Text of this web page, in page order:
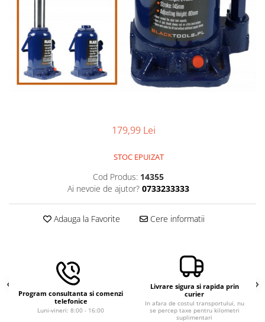
Betoniera
Cantar electronic
Ciocane rotopercutoare
Compresoare
Invertor / convertor curent
Unghiulare/drepte
Pompe
PPR lipire taiere
179,99 Lei
STOC EPUIZAT
Cod Produs: 14355
Ai nevoie de ajutor? 0733233333
Adauga la Favorite Cere informatii
Program consultanta si comenzi
telefonice
Luni-vineri: 8:00 - 16:00
Livrare sigura si rapida prin
curier
In afara de costul transportului, nu
se percep taxe pentru kilometri
suplimentari